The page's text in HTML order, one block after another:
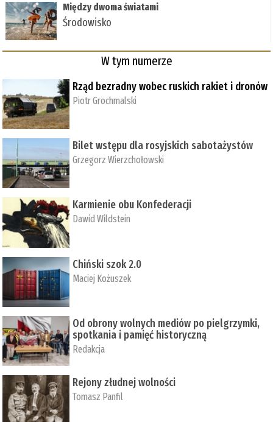
Między dwoma światami
Środowisko
W tym numerze
Rząd bezradny wobec ruskich rakiet i dronów
Piotr Grochmalski
Bilet wstępu dla rosyjskich sabotażystów
Grzegorz Wierzchołowski
Karmienie obu Konfederacji
Dawid Wildstein
Chiński szok 2.0
Maciej Kożuszek
Od obrony wolnych mediów po pielgrzymki,
spotkania i pamięć historyczną
Redakcja
Rejony złudnej wolności
Tomasz Panfil